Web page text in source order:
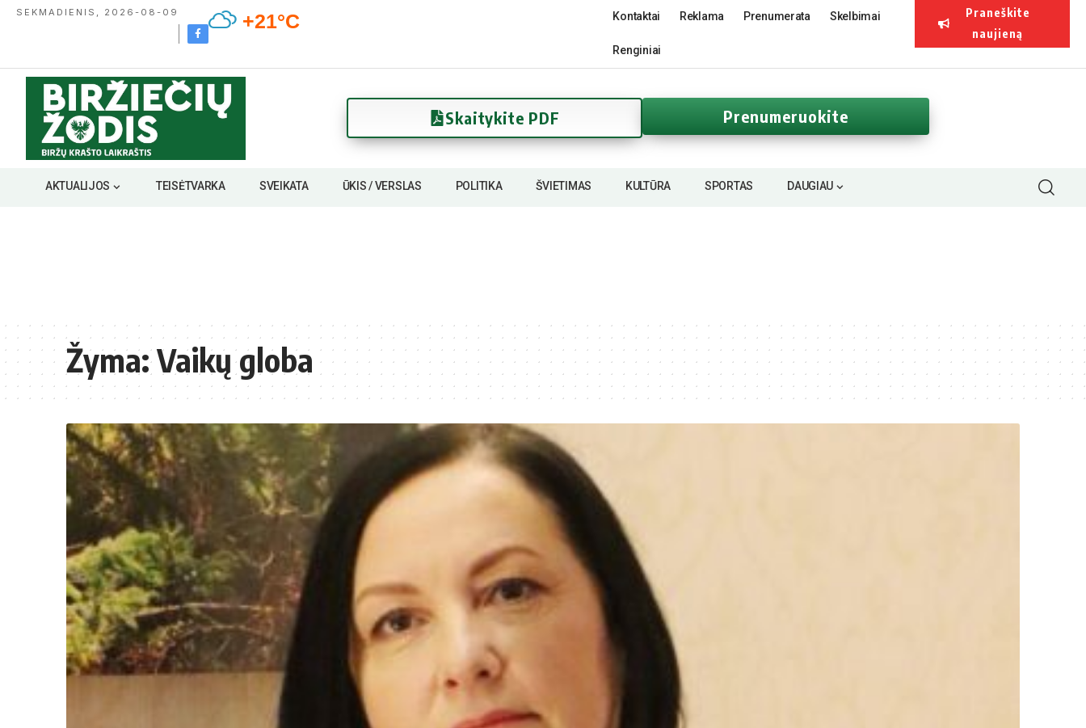
SEKMADIENIS, 2026-08-09 +21°C Kontaktai Reklama Prenumerata Skelbimai
Renginiai
Praneškite
naujieną
Skaitykite PDF Prenumeruokite
AKTUALIJOS TEISĖTVARKA SVEIKATA ŪKIS / VERSLAS POLITIKA ŠVIETIMAS KULTŪRA SPORTAS DAUGIAU
Žyma:Vaikų globa